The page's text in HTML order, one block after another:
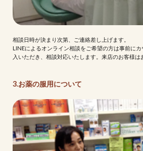
相談日時が決まり次第、ご連絡差し上げます。
LINEによるオンライン相談をご希望の方は事前に
入いただき、相談対応いたします。来店のお客様は
3.お薬の服用について